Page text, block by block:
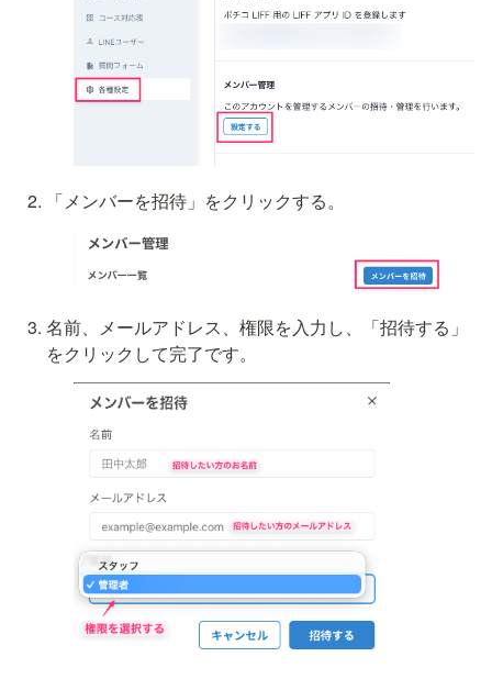
「メンバーを招待」をクリックする。
名前、メールアドレス、権限を入力し、「招待する」
をクリックして完了です。